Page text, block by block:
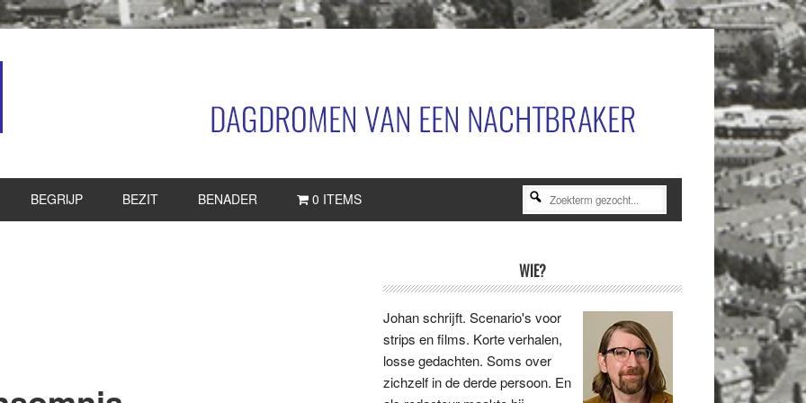
BEGRIJP BEZIT BENADER 0 ITEMS Zoekterm
gezocht...
Sidebar
WIE?
Johan schrijft. Scenario's voor
strips en films. Korte verhalen,
losse gedachten. Soms over
zichzelf in de derde persoon. En